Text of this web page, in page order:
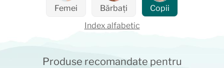
Femei Bărbați
Copii
Index alfabetic
Produse recomandate pentru